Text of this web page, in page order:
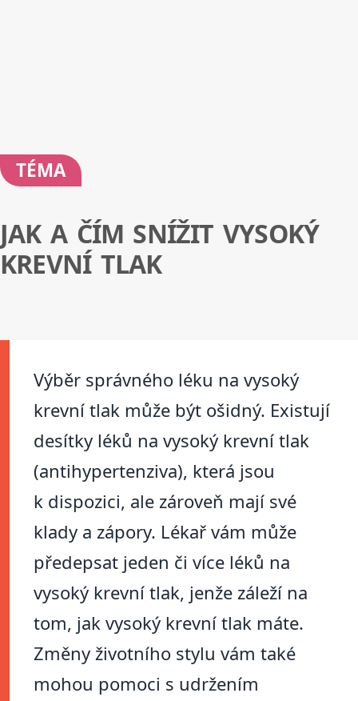
TÉMA
JAK A ČÍM SNÍŽIT VYSOKÝ
KREVNÍ TLAK
Výběr správného léku na vysoký
krevní tlak může být ošidný. Existují
desítky léků na vysoký krevní tlak
(antihypertenziva), která jsou
k dispozici, ale zároveň mají své
klady a zápory. Lékař vám může
předepsat jeden či více léků na
vysoký krevní tlak, jenže záleží na
tom, jak vysoký krevní tlak máte.
Změny životního stylu vám také
mohou pomoci s udržením